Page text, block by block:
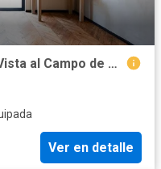
Loft Industrial con Terraza y Vista al Campo de Golf Campestre 7
Ver en detalle